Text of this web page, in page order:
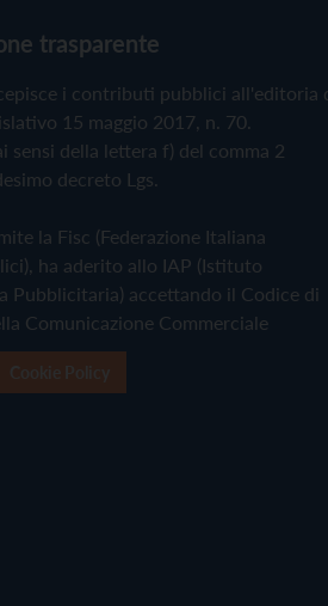
trasparente
i contributi pubblici all'editoria
15 maggio 2017, n. 70.
sensi della lettera f) del comma 2
decreto Lgs.
la Fisc (Federazione Italiana
ha aderito allo IAP (Istituto
Pubblicitaria) accettando il Codice di
Comunicazione Commerciale